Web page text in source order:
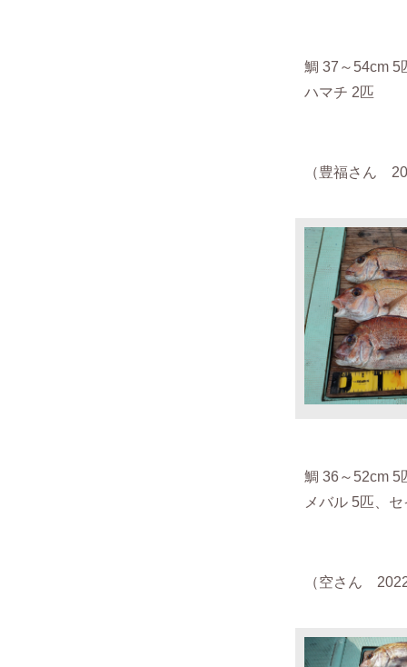
鯛 37～54cm 5
ハマチ 2匹
（豊福さん
鯛 36～52cm 5
メバル 5匹、
（空さん